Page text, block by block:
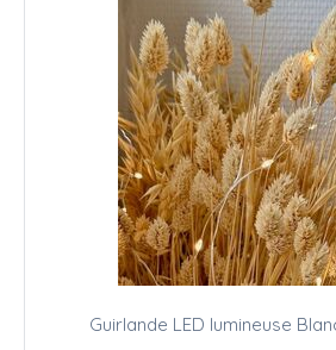
Guirlande LED lumineuse